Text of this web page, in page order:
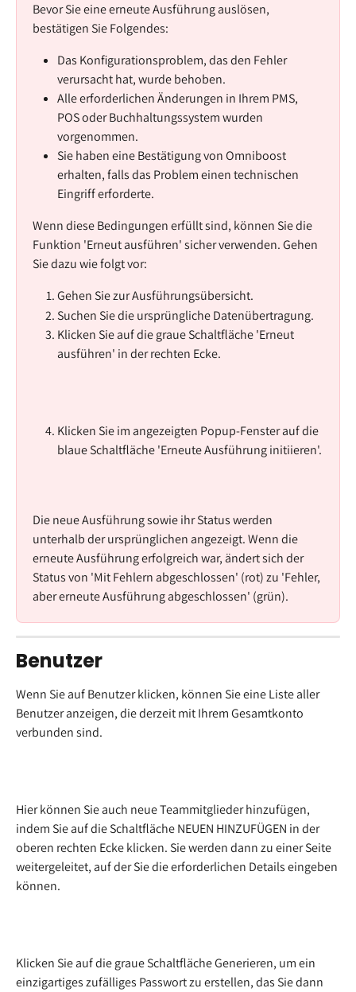
Bevor Sie eine erneute Ausführung auslösen,
bestätigen Sie Folgendes:
Das Konfigurationsproblem, das den Fehler
verursacht hat, wurde behoben.
Alle erforderlichen Änderungen in Ihrem PMS,
POS oder Buchhaltungssystem wurden
vorgenommen.
Sie haben eine Bestätigung von Omniboost
erhalten, falls das Problem einen technischen
Eingriff erforderte.
Wenn diese Bedingungen erfüllt sind, können Sie die
Funktion 'Erneut ausführen' sicher verwenden. Gehen
Sie dazu wie folgt vor:
Gehen Sie zur Ausführungsübersicht.
Suchen Sie die ursprüngliche Datenübertragung.
Klicken Sie auf die graue Schaltfläche 'Erneut
ausführen' in der rechten Ecke.
Klicken Sie im angezeigten Popup-Fenster auf die
blaue Schaltfläche 'Erneute Ausführung initiieren'.
Die neue Ausführung sowie ihr Status werden
unterhalb der ursprünglichen angezeigt. Wenn die
erneute Ausführung erfolgreich war, ändert sich der
Status von 'Mit Fehlern abgeschlossen' (rot) zu 'Fehler,
aber erneute Ausführung abgeschlossen' (grün).
Benutzer
Wenn Sie auf Benutzer klicken, können Sie eine Liste aller
Benutzer anzeigen, die derzeit mit Ihrem Gesamtkonto
verbunden sind.
Hier können Sie auch neue Teammitglieder hinzufügen,
indem Sie auf die Schaltfläche NEUEN HINZUFÜGEN in der
oberen rechten Ecke klicken. Sie werden dann zu einer Seite
weitergeleitet, auf der Sie die erforderlichen Details eingeben
können.
Klicken Sie auf die graue Schaltfläche Generieren, um ein
einzigartiges zufälliges Passwort zu erstellen, das Sie dann